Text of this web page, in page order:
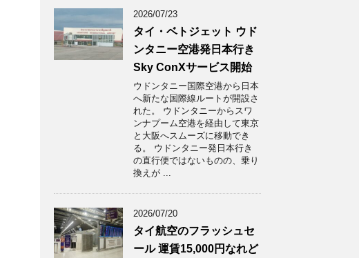
2026/07/23
タイ・ベトジェット ウド
ンタニー空港発日本行き
Sky ConXサービス開始
ウドンタニー国際空港から日本
へ新たな国際線ルートが開設さ
れた。 ウドンタニーからスワ
ンナプーム空港を経由して東京
と大阪へスムーズに移動でき
る。 ウドンタニー発日本行き
の直行便ではないものの、乗り
換えが ...
2026/07/20
タイ航空のフラッシュセ
ール 運賃15,000円なれど